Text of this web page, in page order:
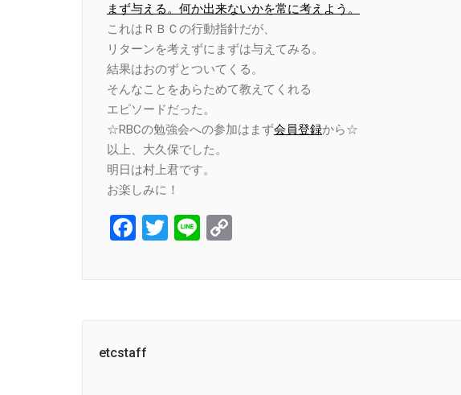
まず与える。何か出来ないかを常に考えよう。
これはＲＢＣの行動指針だが、
リターンを考えずにまずは与えてみる。
結果はおのずとついてくる。
そんなことをあらためて教えてくれる
エピソードだった。
☆RBCの勉強会への参加はまず会員登録から☆
以上、大久保でした。
明日は村上君です。
お楽しみに！
Facebook
Twitter
Line
etcstaff